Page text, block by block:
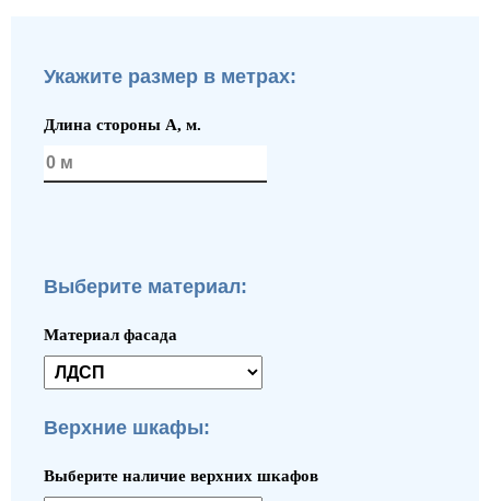
Укажите размер в метрах:
Длина стороны A, м.
Выберите материал:
Материал фасада
Верхние шкафы:
Выберите наличие верхних шкафов